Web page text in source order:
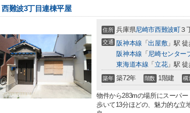
西難波3丁目連棟平屋
住所 兵庫県尼崎市西難波町３
交通 阪神本線 「出屋敷」駅 徒
阪神本線 「 尼崎センター
東海道本線 「 立花」駅 徒
築年 築72年 階数 1階建 構
物件から283mの場所にスーパ
歩いて13分ほどの、魅力的な立